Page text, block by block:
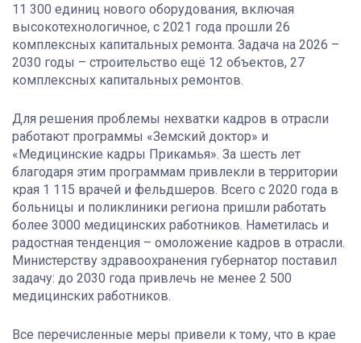
11 300 единиц нового оборудования, включая
высокотехнологичное, с 2021 года прошли 26
комплексных капитальных ремонта. Задача на 2026 –
2030 годы – строительство ещё 12 объектов, 27
комплексных капитальных ремонтов.
Для решения проблемы нехватки кадров в отрасли
работают программы «Земский доктор» и
«Медицинские кадры Прикамья». За шесть лет
благодаря этим программам привлекли в территории
края 1 115 врачей и фельдшеров. Всего с 2020 года в
больницы и поликлиники региона пришли работать
более 3000 медицинских работников. Наметилась и
радостная тенденция – омоложение кадров в отрасли.
Министерству здравоохранения губернатор поставил
задачу: до 2030 года привлечь не менее 2 500
медицинских работников.
Все перечисленные меры привели к тому, что в крае